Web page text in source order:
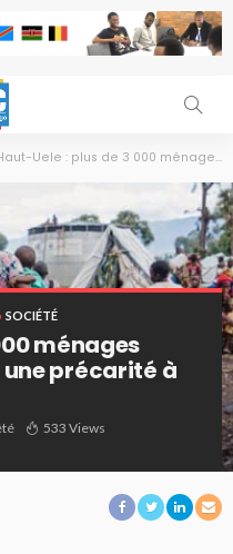
Uele : plus de 3 000 ménages déplacés vivent dans une précarité à Faradje
SOCIÉTÉ
ménages
précarité à
533 Views